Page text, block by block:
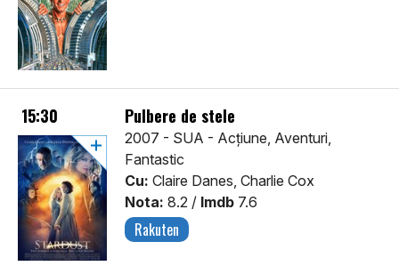
15:30 Pulbere de stele
2007 - SUA - Acţiune, Aventuri,
Fantastic
Cu: Claire Danes, Charlie Cox
Nota: 8.2 / Imdb 7.6
Rakuten